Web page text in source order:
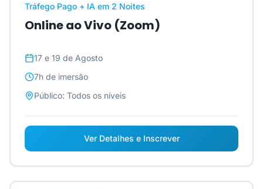
Tráfego Pago + IA em 2 Noites
Online ao Vivo (Zoom)
17 e 19 de Agosto
7h de imersão
Público: Todos os níveis
Ver Detalhes e Inscrever